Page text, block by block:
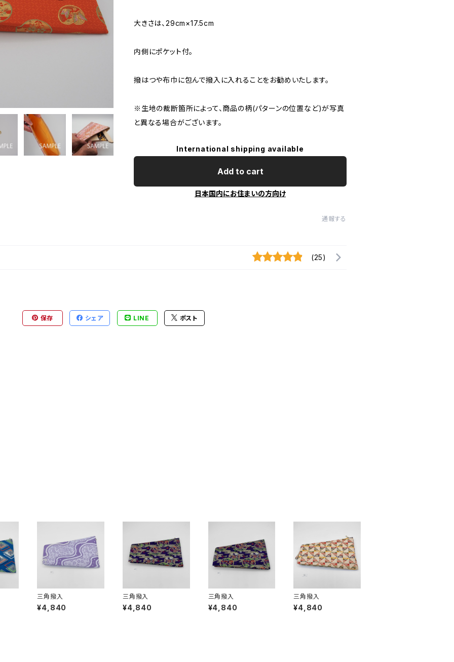
大きさは、29cm×17.5cm
内側にポケット付。
撥はつや布巾に包んで撥入に入れることをお勧めいたします。
※生地の裁断箇所によって、商品の柄(パターンの位置など)が写真
と異なる場合がございます。
International shipping available
Add to cart
日本国内にお住まいの方向け
通報する
(25)
保存 シェア LINE ポスト
三角撥入
¥4,840
三角撥入
¥4,840
三角撥入
¥4,840
三角撥入
¥4,840